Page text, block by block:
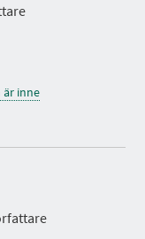
är inne